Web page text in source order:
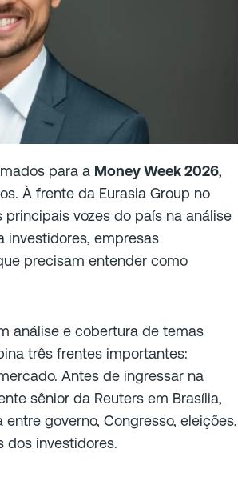
para a Money Week 2026,
À frente da Eurasia Group no
vozes do país na análise
investidores, empresas
precisam entender como
análise e cobertura de temas
três frentes importantes:
Antes de ingressar na
sênior da Reuters em Brasília,
governo, Congresso, eleições,
dos investidores.